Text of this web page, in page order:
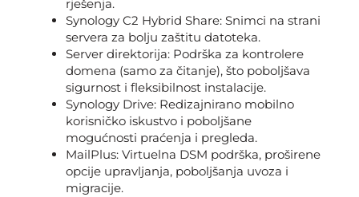
rješenja.
Synology C2 Hybrid Share: Snimci na strani
servera za bolju zaštitu datoteka.
Server direktorija: Podrška za kontrolere
domena (samo za čitanje), što poboljšava
sigurnost i fleksibilnost instalacije.
Synology Drive: Redizajnirano mobilno
korisničko iskustvo i poboljšane
mogućnosti praćenja i pregleda.
MailPlus: Virtuelna DSM podrška, proširene
opcije upravljanja, poboljšanja uvoza i
migracije.